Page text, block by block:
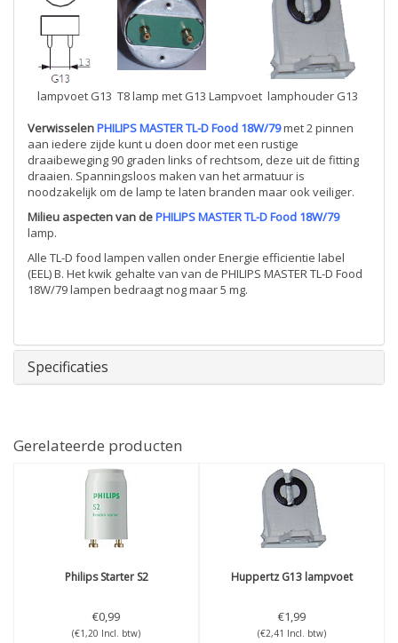
lampvoet G13 T8 lamp met G13 Lampvoet lamphouder G13
VerwisselenPHILIPS MASTER TL-D Food 18W/79met 2 pinnen
aan iedere zijde kunt u doen door met een rustige
draaibeweging 90 graden links of rechtsom, deze uit de fitting
draaien. Spanningsloos maken van het armatuur is
noodzakelijk om de lamp te laten branden maar ook veiliger.
Milieu aspecten van dePHILIPS MASTER TL-D Food 18W/79
lamp.
Alle TL-D food lampen vallen onder Energie efficientie label
(EEL) B. Het kwik gehalte van van de PHILIPS MASTER TL-D Food
18W/79 lampen bedraagt nog maar 5 mg.
Specificaties
Gerelateerde producten
PhilipsStarter S2
€0,99
(€1,20 Incl. btw)
Huppertz G13 lampvoet
€1,99
(€2,41 Incl. btw)